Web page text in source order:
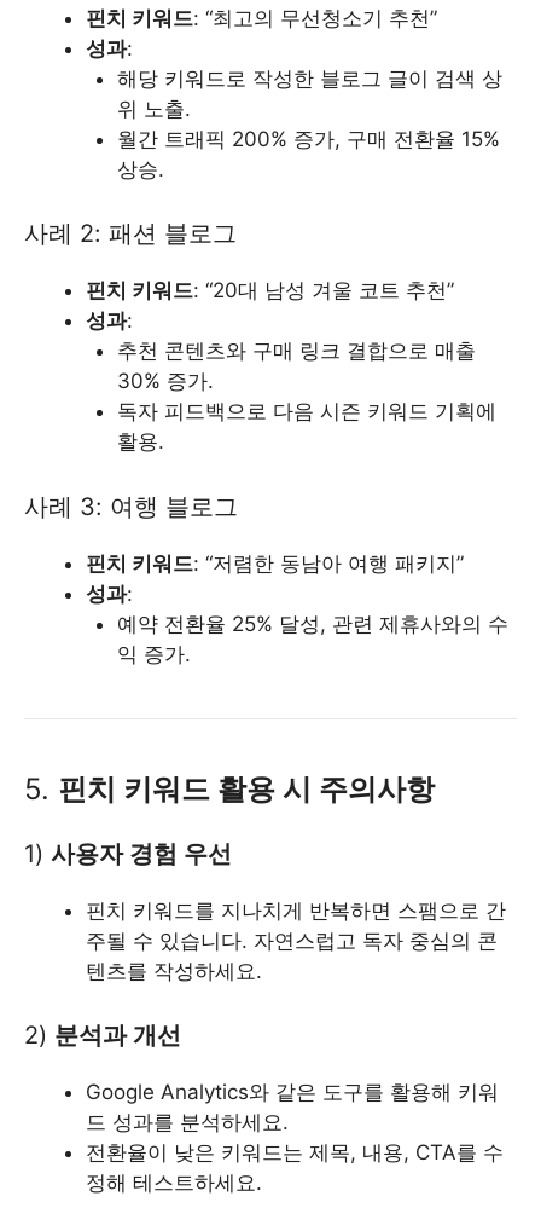
핀치 키워드: “최고의 무선청소기 추천”
성과:
해당 키워드로 작성한 블로그 글이 검색 상
위 노출.
월간 트래픽 200% 증가, 구매 전환율 15%
상승.
사례 2: 패션 블로그
핀치 키워드: “20대 남성 겨울 코트 추천”
성과:
추천 콘텐츠와 구매 링크 결합으로 매출
30% 증가.
독자 피드백으로 다음 시즌 키워드 기획에
활용.
사례 3: 여행 블로그
핀치 키워드: “저렴한 동남아 여행 패키지”
성과:
예약 전환율 25% 달성, 관련 제휴사와의 수
익 증가.
5. 핀치 키워드 활용 시 주의사항
1) 사용자 경험 우선
핀치 키워드를 지나치게 반복하면 스팸으로 간
주될 수 있습니다. 자연스럽고 독자 중심의 콘
텐츠를 작성하세요.
2) 분석과 개선
Google Analytics와 같은 도구를 활용해 키워
드 성과를 분석하세요.
전환율이 낮은 키워드는 제목, 내용, CTA를 수
정해 테스트하세요.